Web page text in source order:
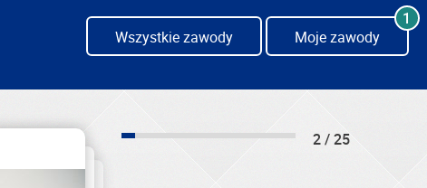
Wszystkie zawody Moje zawody
1
2 / 25